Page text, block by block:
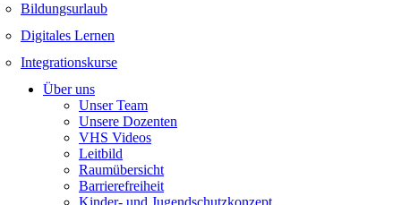
Bildungsurlaub
Digitales Lernen
Integrationskurse
Über uns
Unser Team
Unsere Dozenten
VHS Videos
Leitbild
Raumübersicht
Barrierefreiheit
Kinder- und Jugendschutzkonzept